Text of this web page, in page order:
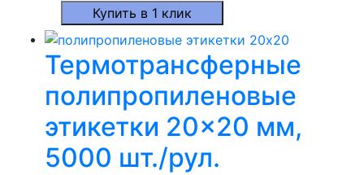
Купить в 1 клик
Термотрансферные
полипропиленовые
этикетки 20×20 мм,
5000 шт./рул.